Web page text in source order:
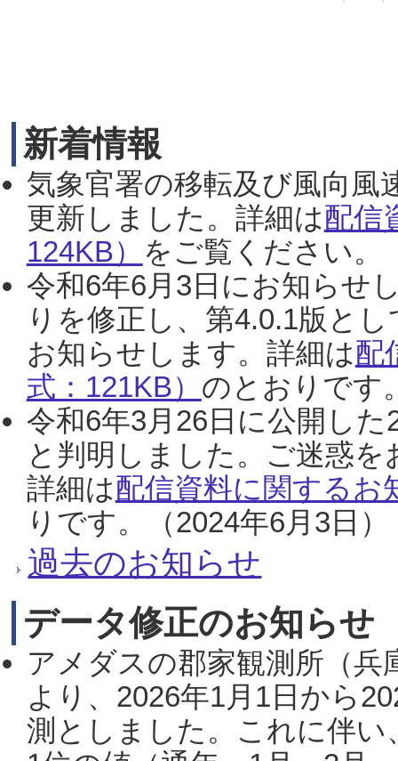
新着情報
気象官署の移転及び風向風
更新しました。詳細は配信
124KB） をご覧ください。
令和6年6月3日にお知らせ
りを修正し、第4.0.1版と
お知らせします。詳細は配
式：121KB） のとおりです
令和6年3月26日に公開し
と判明しました。ご迷惑
詳細は配信資料に関するお
りです。（2024年6月3日）
過去のお知らせ
データ修正のお知らせ
アメダスの郡家観測所（
より、2026年1月1日から
測としました。これに伴い